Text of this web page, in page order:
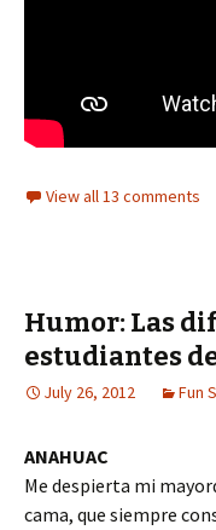
View all 13 comments
Humor: Las
estudiantes
July 26, 2012 Fun
ANAHUAC
Me despierta mi
cama, que siempre